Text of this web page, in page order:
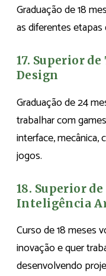
Graduação de 18
as diferentes
17. Superior
Design
Graduação de 24
trabalhar com
interface,
jogos.
18. Superior
Inteligência
Curso de 18 meses
inovação e quer
desenvolvendo